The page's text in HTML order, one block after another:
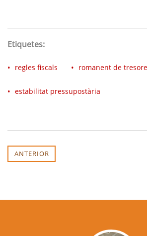
Etiquetes:
regles fiscals romanent de
estabilitat pressupostària
ANTERIOR